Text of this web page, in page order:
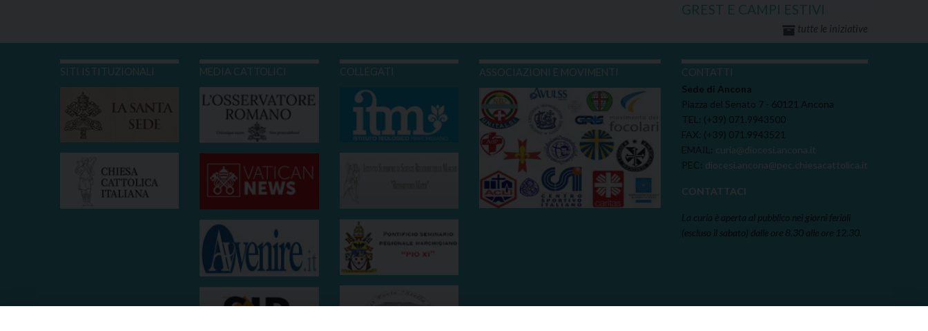
GREST E CAMPI ESTIVI
tutte le iniziative
SITI ISTITUZIONALI MEDIA CATTOLICI COLLEGATI ASSOCIAZIONI E MOVIMENTI
CONTATTI
Sede di Ancona
Piazza del Senato 7 - 60121 Ancona
TEL: (+39) 071.9943500
FAX: (+39) 071.9943521
EMAIL: curia@diocesi.ancona.it
PEC: diocesi.ancona@pec.chiesacattolica.it
CONTATTACI
La curia è aperta al pubblico nei giorni feriali
(escluso il sabato) dalle ore 8.30 alle ore 12.30.